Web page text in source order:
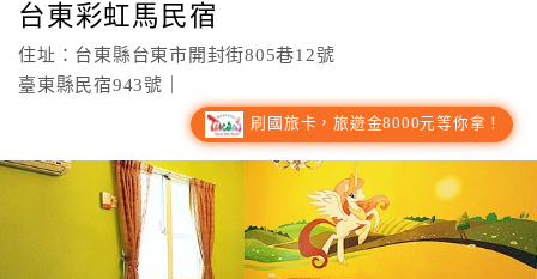
方
通
行
台東彩虹馬民宿
住址：台東縣台東市開封街805巷12號
臺東縣民宿943號｜
刷國旅卡，旅遊金8000元等你拿！